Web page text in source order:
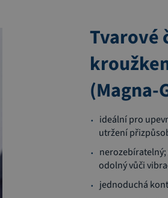
Tvarové
(Magna-
ideální pro
utržení
odolný vůči
jednoduchá